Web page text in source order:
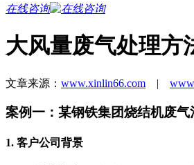
在线咨询
大风量废气处理方
文章来源： www.xinlin66.com |
案例一：某钢铁集团烧结机废气
1. 客户公司背景